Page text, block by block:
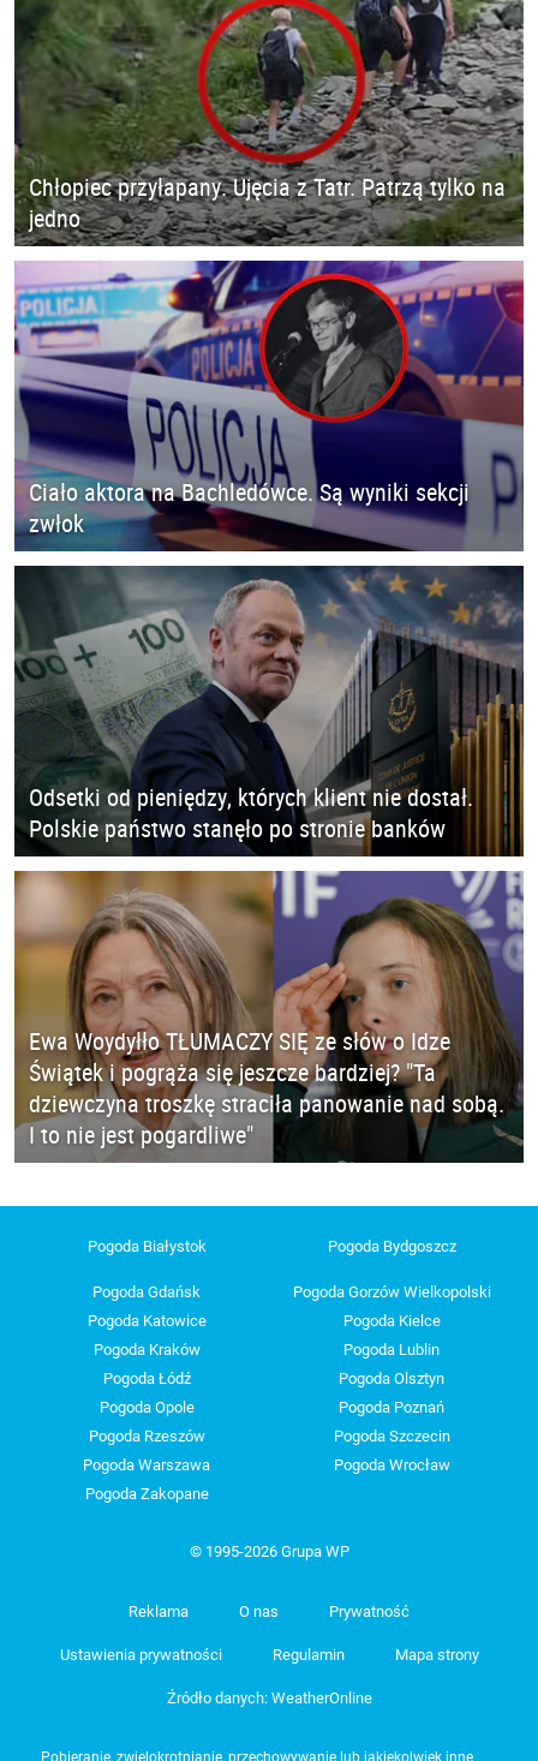
Chłopiec przyłapany. Ujęcia z Tatr. Patrzą tylko na
jedno
Ciało aktora na Bachledówce. Są wyniki sekcji
zwłok
Odsetki od pieniędzy, których klient nie dostał.
Polskie państwo stanęło po stronie banków
Ewa Woydyłło TŁUMACZY SIĘ ze słów o Idze
Świątek i pogrąża się jeszcze bardziej? "Ta
dziewczyna troszkę straciła panowanie nad sobą.
I to nie jest pogardliwe"
Pogoda Białystok Pogoda Bydgoszcz
Pogoda Gdańsk
Pogoda Gorzów Wielkopolski
Pogoda Katowice
Pogoda Kielce
Pogoda Kraków
Pogoda Lublin
Pogoda Łódź
Pogoda Olsztyn
Pogoda Opole
Pogoda Poznań
Pogoda Rzeszów
Pogoda Szczecin
Pogoda Warszawa
Pogoda Wrocław
Pogoda Zakopane
© 1995-2026 Grupa WP
Reklama O nas Prywatność
Ustawienia prywatności Regulamin Mapa strony
Źródło danych: WeatherOnline
Pobieranie, zwielokrotnianie, przechowywanie lub jakiekolwiek inne